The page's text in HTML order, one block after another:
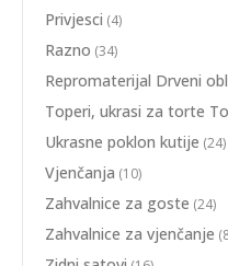
Privjesci (4)
Razno (34)
Repromaterijal Drveni
Toperi, ukrasi za torte
Ukrasne poklon kutije (24)
Vjenčanja (10)
Zahvalnice za goste (24)
Zahvalnice za vjenčanje